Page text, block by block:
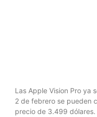
Las Apple Vision Pro ya
2 de febrero se pueden
precio de 3.499